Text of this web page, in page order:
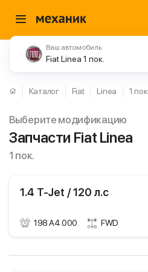
Ваш автомобиль
Fiat Linea 1 пок.
Каталог Fiat Linea 1 пок.
Выберите модификацию
Запчасти Fiat Linea
1 пок.
1.4 T-Jet / 120 л.с
198 A4.000 FWD
Fiat Linea